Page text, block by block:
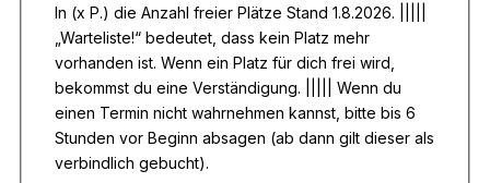
In (x P.) die Anzahl freier Plätze Stand 1.8.2026. |||||
„Warteliste!“ bedeutet, dass kein Platz mehr
vorhanden ist. Wenn ein Platz für dich frei wird,
bekommst du eine Verständigung. ||||| Wenn du
einen Termin nicht wahrnehmen kannst, bitte bis 6
Stunden vor Beginn absagen (ab dann gilt dieser als
verbindlich gebucht).